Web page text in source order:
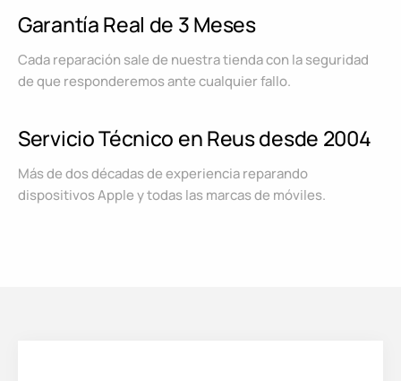
Garantía Real de 3 Meses
Cada reparación sale de nuestra tienda con la seguridad
de que responderemos ante cualquier fallo.
Servicio Técnico en Reus desde 2004
Más de dos décadas de experiencia reparando
dispositivos Apple y todas las marcas de móviles.